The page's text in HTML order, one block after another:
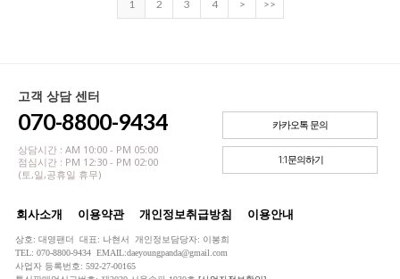
1 2 3 4 > >>
고객 상담 센터
070-8800-9434
상담시간 : AM 10:00 - PM 05:00
점심시간 : PM 12:30 - PM 02:00
(토,일,공휴일 휴무)
카카오톡 문의
1:1문의하기
회사소개 이용약관 개인정보취급방침 이용안내
상호: 대영팬더 대표: 나현서 개인정보담당자: 이봉희
TEL: 070-8800-9434 EMAIL:daeyoungpanda@gmail.com
사업자 등록번호: 592-27-00165